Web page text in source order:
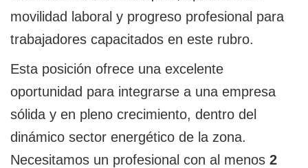
movilidad laboral y progreso profesional para
trabajadores capacitados en este rubro.
Esta posición ofrece una excelente
oportunidad para integrarse a una empresa
sólida y en pleno crecimiento, dentro del
dinámico sector energético de la zona.
Necesitamos un profesional con al menos 2